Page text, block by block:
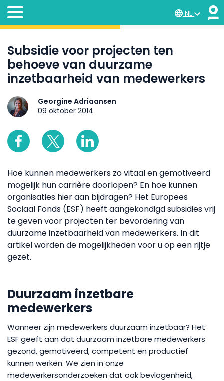
NL
Subsidie voor projecten ten
behoeve van duurzame
inzetbaarheid van medewerkers
Georgine Adriaansen
09 oktober 2014
Hoe kunnen medewerkers zo vitaal en gemotiveerd
mogelijk hun carrière doorlopen? En hoe kunnen
organisaties hier aan bijdragen? Het Europees
Sociaal Fonds (ESF) heeft aangekondigd subsidies vrij
te geven voor projecten ter bevordering van
duurzame inzetbaarheid van medewerkers. In dit
artikel worden de mogelijkheden voor u op een rijtje
gezet.
Duurzaam inzetbare
medewerkers
Wanneer zijn medewerkers duurzaam inzetbaar? Het
ESF geeft aan dat duurzaam inzetbare medewerkers
gezond, gemotiveerd, competent en productief
kunnen werken. We zien in onze
medewerkersonderzoeken dat ook bevlogenheid,